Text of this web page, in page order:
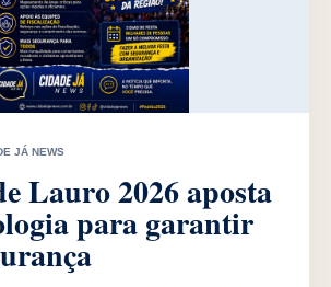
JÁ NEWS
Lauro 2026 aposta
para garantir